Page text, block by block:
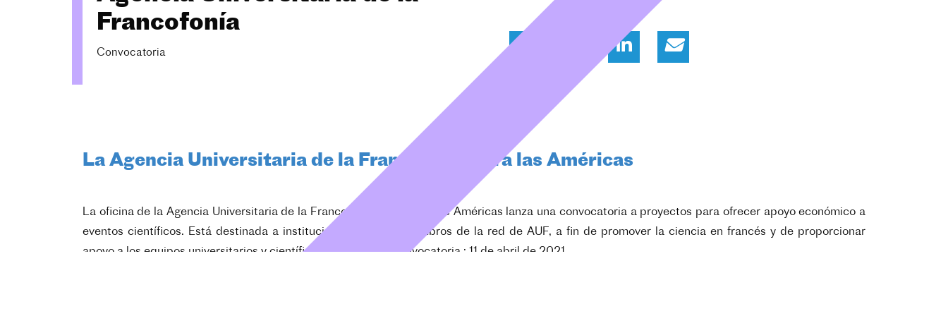
Francofonía
Convocatoria
La Agencia Universitaria de la Francofonía para las Américas
La oficina de la Agencia Universitaria de la Francofonía (AUF) para las Américas lanza una convocatoria a proyectos para ofrecer apoyo económico a
eventos científicos. Está destinada a instituciones que son miembros de la red de AUF, a fin de promover la ciencia en francés y de proporcionar
apoyo a los equipos universitarios y científicos. Cierre de la convocatoria : 11 de abril de 2021.